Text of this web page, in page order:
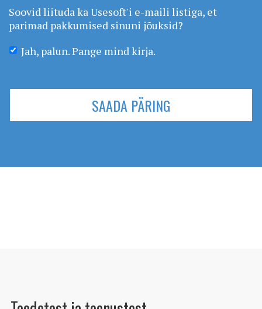
Soovid liituda ka Usesoft'i e-maili listiga, et
parimad pakkumised sinuni jõuksid?
Jah, palun. Pange mind kirja.
SAADA PÄRING